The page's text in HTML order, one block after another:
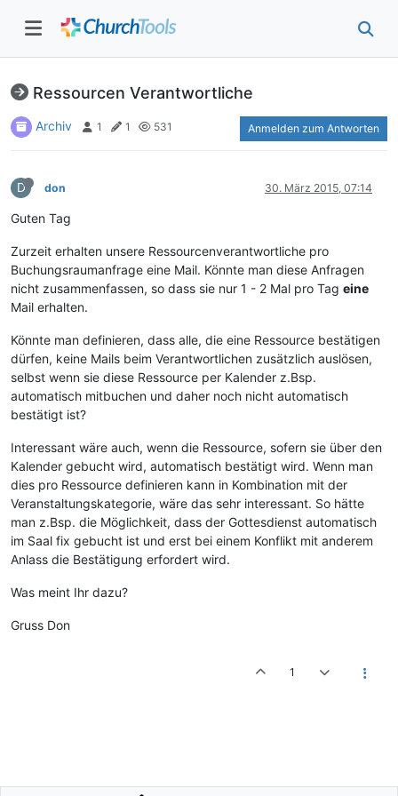
Ressourcen Verantwortliche
Archiv 1 1 531 Anmelden zum Antworten
D don 30. März 2015, 07:14
Guten Tag
Zurzeit erhalten unsere Ressourcenverantwortliche pro
Buchungsraumanfrage eine Mail. Könnte man diese Anfragen
nicht zusammenfassen, so dass sie nur 1 - 2 Mal pro Tag eine
Mail erhalten.
Könnte man definieren, dass alle, die eine Ressource bestätigen
dürfen, keine Mails beim Verantwortlichen zusätzlich auslösen,
selbst wenn sie diese Ressource per Kalender z.Bsp.
automatisch mitbuchen und daher noch nicht automatisch
bestätigt ist?
Interessant wäre auch, wenn die Ressource, sofern sie über den
Kalender gebucht wird, automatisch bestätigt wird. Wenn man
dies pro Ressource definieren kann in Kombination mit der
Veranstaltungskategorie, wäre das sehr interessant. So hätte
man z.Bsp. die Möglichkeit, dass der Gottesdienst automatisch
im Saal fix gebucht ist und erst bei einem Konflikt mit anderem
Anlass die Bestätigung erfordert wird.
Was meint Ihr dazu?
Gruss Don
1